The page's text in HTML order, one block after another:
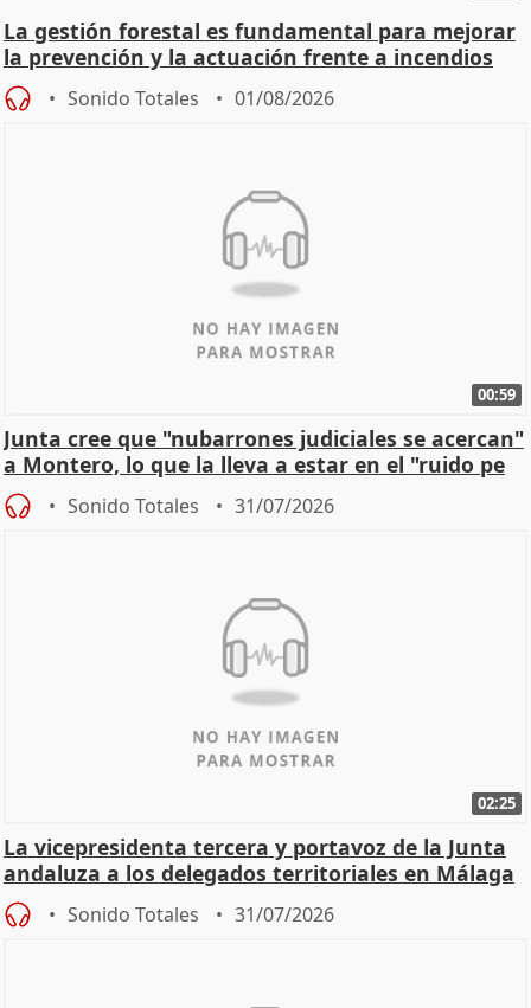
La gestión forestal es fundamental para mejorar
la prevención y la actuación frente a incendios
Sonido Totales 01/08/2026
00:59
Junta cree que "nubarrones judiciales se acercan"
a Montero, lo que la lleva a estar en el "ruido pe
Sonido Totales 31/07/2026
02:25
La vicepresidenta tercera y portavoz de la Junta
andaluza a los delegados territoriales en Málaga
Sonido Totales 31/07/2026